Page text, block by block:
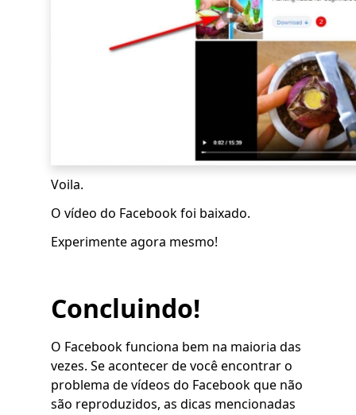
Voila.
O vídeo do Facebook foi baixado.
Experimente agora mesmo!
Concluindo!
O Facebook funciona bem na maioria das
vezes. Se acontecer de você encontrar o
problema de vídeos do Facebook que não
são reproduzidos, as dicas mencionadas